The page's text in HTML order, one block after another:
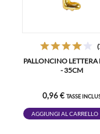
PALLONCINO LETTERA
- 35CM
0,96 € TASSE
AGGIUNGI AL CARRELLO